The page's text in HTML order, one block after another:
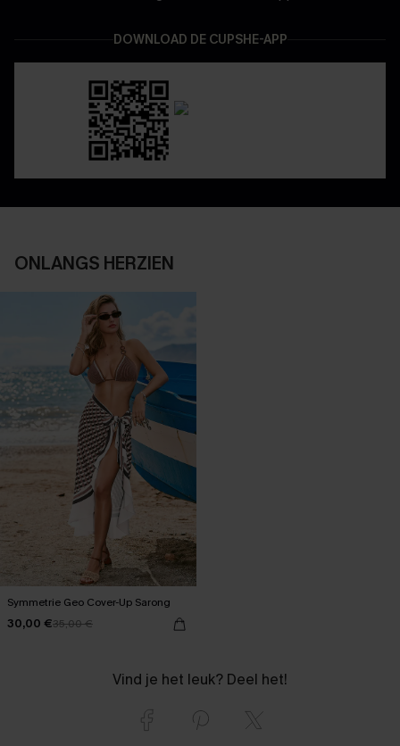
DOWNLOAD DE CUPSHE-APP
ONLANGS HERZIEN
Symmetrie Geo Cover-Up Sarong
30,00 €35,00 €
Vind je het leuk? Deel het!